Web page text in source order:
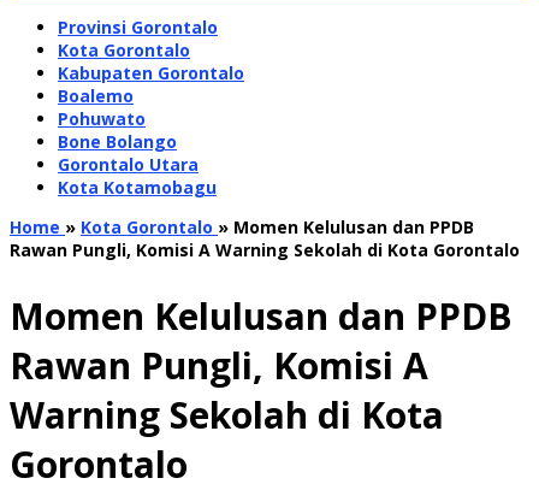
Provinsi Gorontalo
Kota Gorontalo
Kabupaten Gorontalo
Boalemo
Pohuwato
Bone Bolango
Gorontalo Utara
Kota Kotamobagu
Home » Kota Gorontalo » Momen Kelulusan dan PPDB
Rawan Pungli, Komisi A Warning Sekolah di Kota Gorontalo
Momen Kelulusan dan PPDB
Rawan Pungli, Komisi A
Warning Sekolah di Kota
Gorontalo